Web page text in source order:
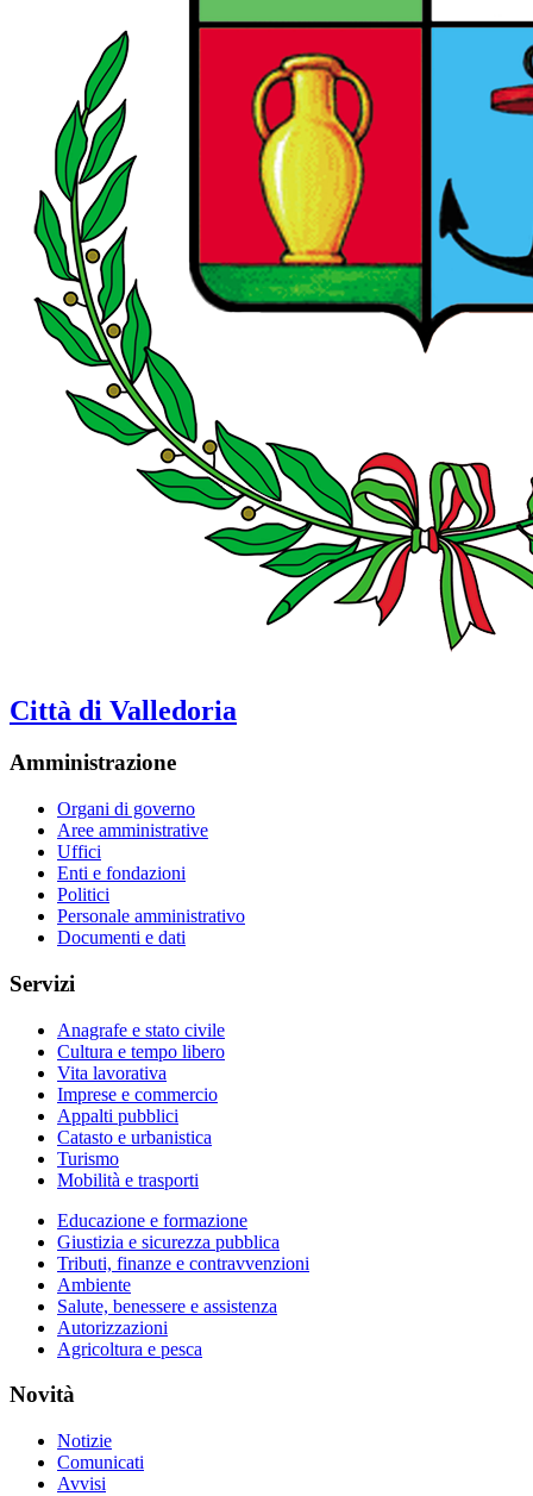
Città di Valledoria
Amministrazione
Organi di governo
Aree amministrative
Uffici
Enti e fondazioni
Politici
Personale amministrativo
Documenti e dati
Servizi
Anagrafe e stato civile
Cultura e tempo libero
Vita lavorativa
Imprese e commercio
Appalti pubblici
Catasto e urbanistica
Turismo
Mobilità e trasporti
Educazione e formazione
Giustizia e sicurezza pubblica
Tributi, finanze e contravvenzioni
Ambiente
Salute, benessere e assistenza
Autorizzazioni
Agricoltura e pesca
Novità
Notizie
Comunicati
Avvisi